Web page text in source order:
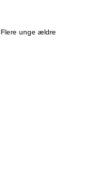
Flere unge ældre